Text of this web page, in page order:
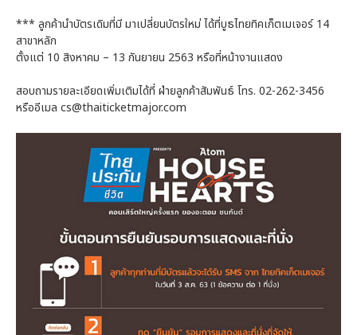
*** ลูกค้านำบัตรเดิมที่มี มาเปลี่ยนบัตรใหม่ ได้ที่บูธไทยทิคเก็ตเมเจอร์ 14
สาขาหลัก
ตั้งแต่ 10 สิงหาคม – 13 กันยายน 2563 หรือที่หน้างานแสดง
สอบถามรายละเอียดเพิ่มเติมได้ที่ ฝ่ายลูกค้าสัมพันธ์ โทร. 02-262-3456
หรืออีเมล cs@thaiticketmajor.com